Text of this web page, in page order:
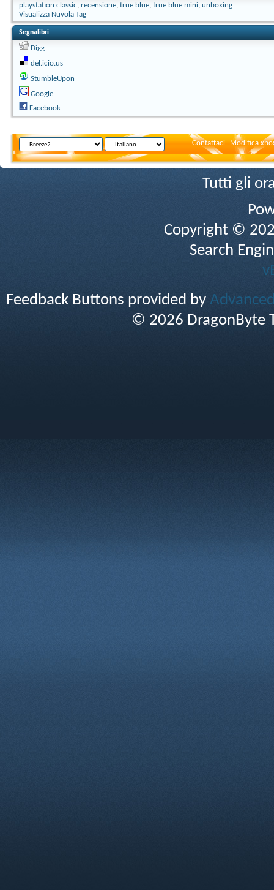
playstation classic, recensione, true blue, true blue mini, unboxing
Visualizza Nuvola Tag
Segnalibri
Digg
del.icio.us
StumbleUpon
Google
Facebook
Contattaci Modifica
Tutti gli
Copyright ©
Search
Feedback Buttons provided by
© 2026 DragonByte